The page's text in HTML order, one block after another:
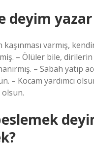
deyim yazar
varmış,
– Ölüler bile,
– Sabah yatıp
– Kocam yardımcı
olsun.